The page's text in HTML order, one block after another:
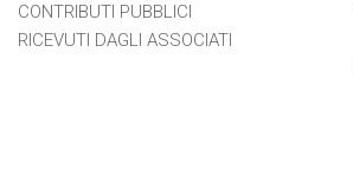
CONTRIBUTI PUBBLICI
RICEVUTI DAGLI ASSOCIATI